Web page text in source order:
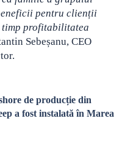
pentru clienții
profitabilitatea
Sebeșanu, CEO
de producție din
a fost instalată în Marea